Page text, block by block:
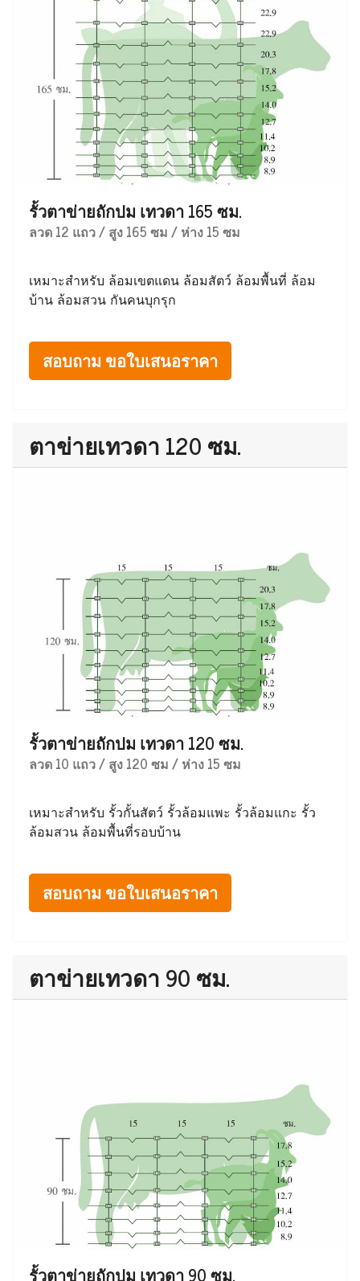
รั้วตาข่ายถักปม เทวดา 165 ซม.
ลวด 12 แถว / สูง 165 ซม / ห่าง 15 ซม
เหมาะสำหรับ ล้อมเขตแดน ล้อมสัตว์ ล้อมพื้นที่ ล้อม
บ้าน ล้อมสวน กันคนบุกรุก
สอบถาม ขอใบเสนอราคา
ตาข่ายเทวดา 120 ซม.
รั้วตาข่ายถักปม เทวดา 120 ซม.
ลวด 10 แถว / สูง 120 ซม / ห่าง 15 ซม
เหมาะสำหรับ รั้วกั้นสัตว์ รั้วล้อมแพะ รั้วล้อมแกะ รั้ว
ล้อมสวน ล้อมพื้นที่รอบบ้าน
สอบถาม ขอใบเสนอราคา
ตาข่ายเทวดา 90 ซม.
รั้วตาข่ายถักปม เทวดา 90 ซม.